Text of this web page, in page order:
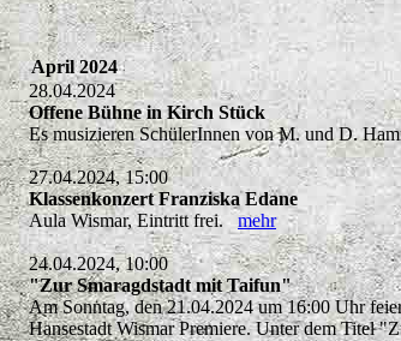
April 2024
28.04.2024
Offene Bühne in Kirch Stück
Es musizieren SchülerInnen von M. und D.
27.04.2024, 15:00
Klassenkonzert Franziska Edane
Aula Wismar, Eintritt frei.mehr
24.04.2024, 10:00
"Zur Smaragdstadt mit Taifun"
Am Sonntag, den 21.04.2024 um 16:00 Uhr
Hansestadt Wismar Premiere. Unter dem Titel